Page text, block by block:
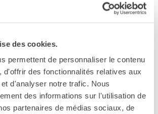
des cookies.
permettent de personnaliser le contenu
d'offrir des fonctionnalités relatives aux
d'analyser notre trafic. Nous
des informations sur l'utilisation de
partenaires de médias sociaux, de
Carte Institut français
con noi
francesi
una delle icone della fashion history.
potere emotivo che include
F. Kennedy Presidential Library and
da Tiffany & Co.; il brand americano
di essere partner del progetto per il
sempre avuto con la famiglia Kennedy.